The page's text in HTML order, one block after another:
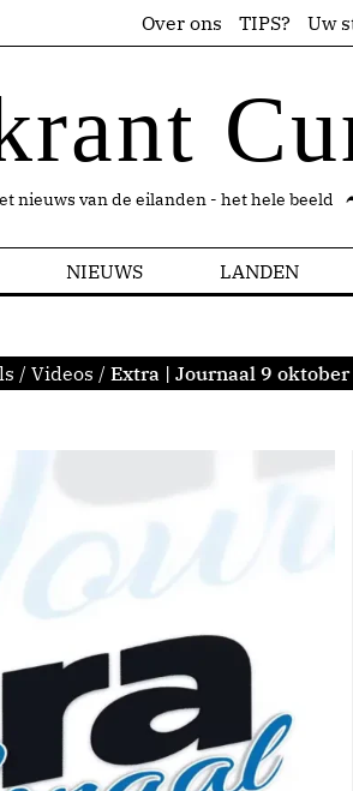
Over ons TIPS? Uw
nieuws van de eilanden - het hele beeld
NIEUWS LANDEN
/ Videos / Extra | Journaal 9